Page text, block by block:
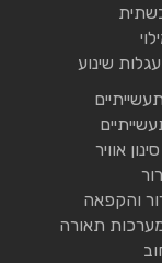
שינוע
אוויר
והקפאה
תאורה